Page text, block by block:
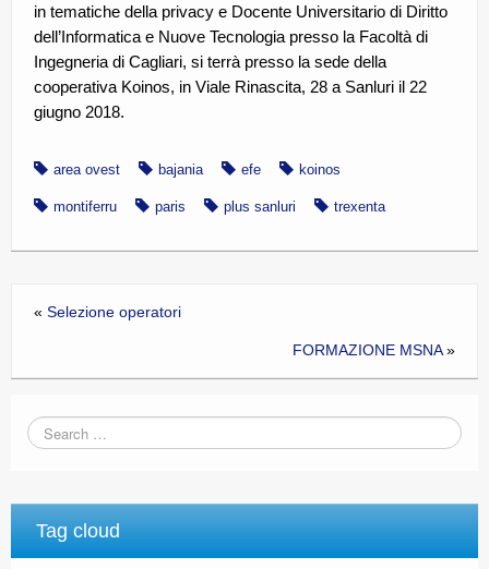
in tematiche della privacy e Docente Universitario di Diritto
dell’Informatica e Nuove Tecnologia presso la Facoltà di
Ingegneria di Cagliari, si terrà presso la sede della
cooperativa Koinos, in Viale Rinascita, 28 a Sanluri il 22
giugno 2018.
area ovest bajania efe koinos
montiferru paris plus sanluri trexenta
« Selezione operatori
FORMAZIONE MSNA»
Tag cloud